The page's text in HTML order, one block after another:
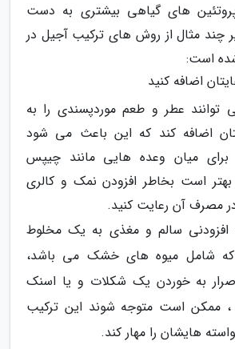
های گیاهی بیشتری به دست
چند مثال از روش های ترکیب آجیل در
است:
اضافه کنید
عطر و طعم موردپسندی را به
اضافه کند که این باعث می شود
برای میان وعده هایی مانند چیپس
است بخاطر افزودن نمک و کالری
در مصرف آن رعایت کنید.
سالم و مغذی به یک مخلوط
که شامل میوه های خشک می باشد،
به خوردن یک شکلات و یا اسنک
، ممکن است متوجه شوند این ترکیب
هایشان را مهار کند.